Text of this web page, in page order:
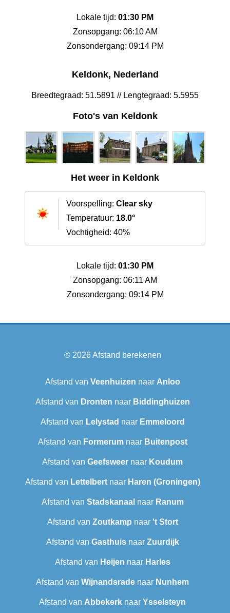
Lokale tijd: 01:30 PM
Zonsopgang: 06:10 AM
Zonsondergang: 09:14 PM
Keldonk, Nederland
Breedtegraad: 51.5891 // Lengtegraad: 5.5955
Foto's van Keldonk
Het weer in Keldonk
Voorspelling: Clear sky
Temperatuur: 18.0°
Vochtigheid: 40%
Lokale tijd: 01:30 PM
Zonsopgang: 06:11 AM
Zonsondergang: 09:14 PM
© 2026Afstand berekenen
Afstand van Veenhuizen naar Anloo
Afstand van Dronten naar Biddinghuizen
Afstand van Lelystad naar Emmeloord
Afstand van Formerumnaar Buitenpost
Afstand van Geefsweer naar Koudum
Afstand van Lettelbertnaar Haren (Groningen)
Afstand van Stadskanaal naar Ranum
Afstand van Zoutkamp naar 't Stort
Afstand van Gasthuisnaar Zuurdijk
Afstand van Heijen naar Harles
Afstand van Wijnandsrade naar Nunhem
Afstand van Abbekerk naar Ysselsteyn